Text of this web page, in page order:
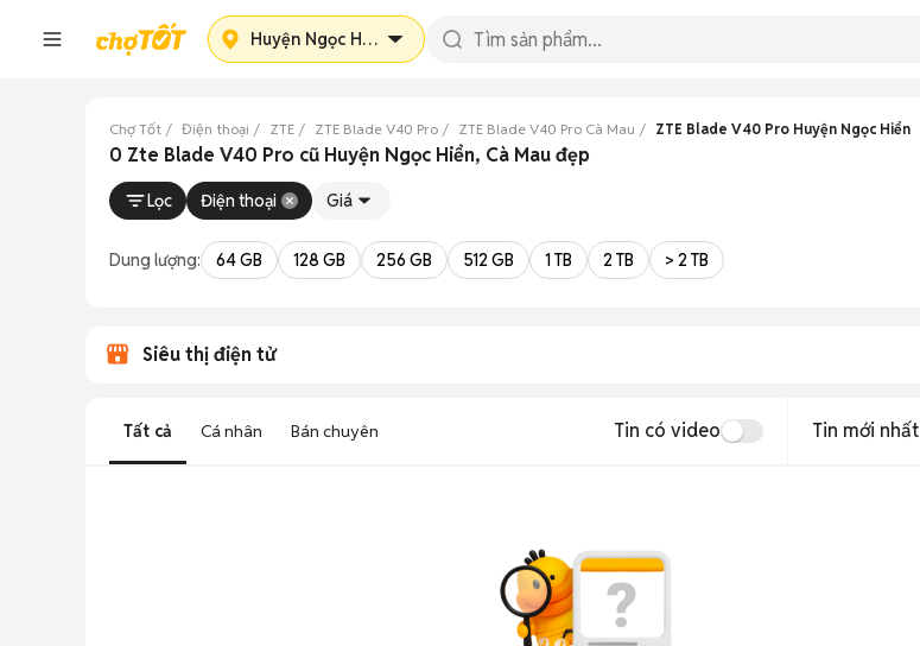
Huyện Ngọc Hiển
Chợ Tốt Điện thoại ZTE ZTE Blade V40 Pro ZTE Blade V40 Pro Cà Mau ZTE Blade V40 Pro Huyện Ngọc Hiển
0 Zte Blade V40 Pro cũ Huyện Ngọc Hiển, Cà Mau đẹp
Lọc Điện thoại Giá
Dung lượng: 64 GB 128 GB 256 GB 512 GB 1 TB 2 TB > 2 TB
Siêu thị điện tử
Tất cả Cá nhân Bán chuyên Tin có video Tin mới nhất